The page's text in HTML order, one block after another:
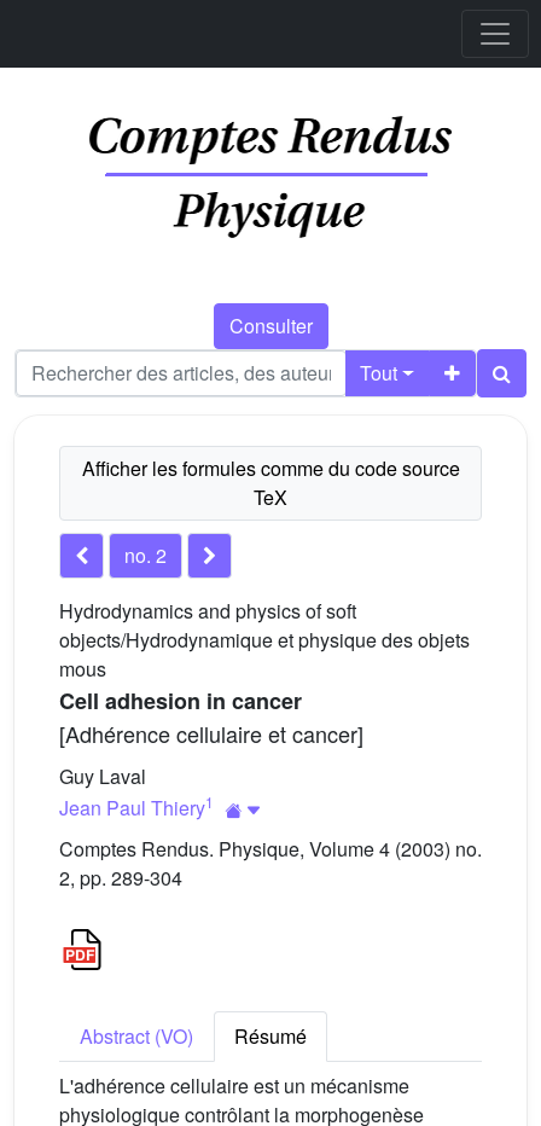
Consulter
Tout
no. 2
Hydrodynamics and physics of soft
objects/Hydrodynamique et physique des objets
mous
Cell adhesion in cancer
[Adhérence cellulaire et cancer]
Guy Laval
Jean Paul Thiery1
Comptes Rendus. Physique, Volume 4 (2003) no.
2, pp. 289-304
Abstract (VO)
Résumé
L'adhérence cellulaire est un mécanisme
physiologique contrôlant la morphogenèse